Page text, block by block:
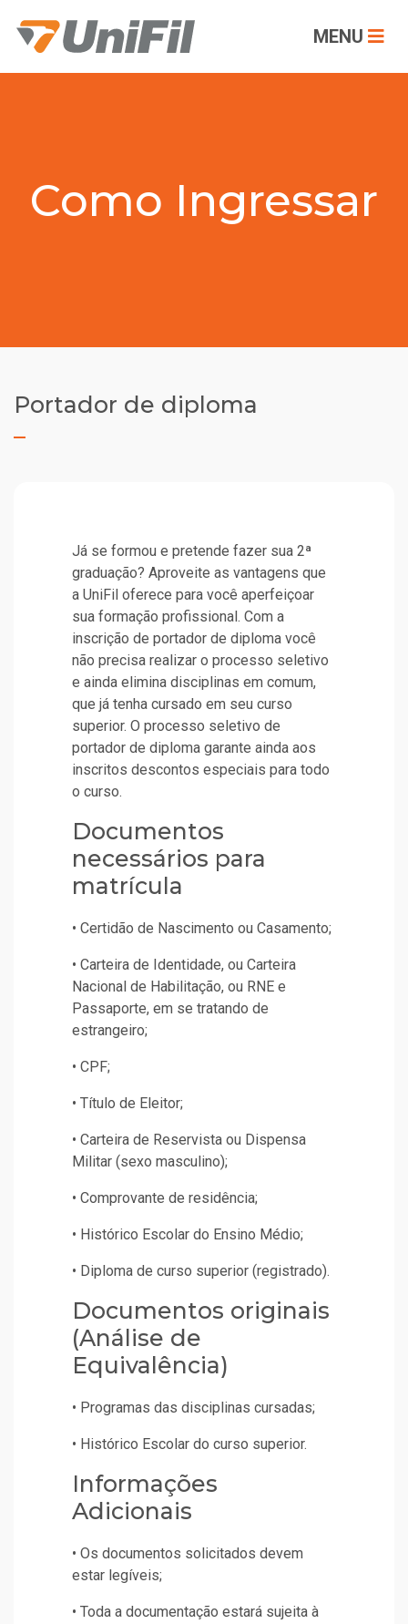
MENU
Como Ingressar
Portador de diploma
Já se formou e pretende fazer sua 2ª
graduação? Aproveite as vantagens que
a UniFil oferece para você aperfeiçoar
sua formação profissional. Com a
inscrição de portador de diploma você
não precisa realizar o processo seletivo
e ainda elimina disciplinas em comum,
que já tenha cursado em seu curso
superior. O processo seletivo de
portador de diploma garante ainda aos
inscritos descontos especiais para todo
o curso.
Documentos
necessários para
matrícula
• Certidão de Nascimento ou Casamento;
• Carteira de Identidade, ou Carteira
Nacional de Habilitação, ou RNE e
Passaporte, em se tratando de
estrangeiro;
• CPF;
• Título de Eleitor;
• Carteira de Reservista ou Dispensa
Militar (sexo masculino);
• Comprovante de residência;
• Histórico Escolar do Ensino Médio;
• Diploma de curso superior (registrado).
Documentos originais
(Análise de
Equivalência)
• Programas das disciplinas cursadas;
• Histórico Escolar do curso superior.
Informações
Adicionais
• Os documentos solicitados devem
estar legíveis;
• Toda a documentação estará sujeita à